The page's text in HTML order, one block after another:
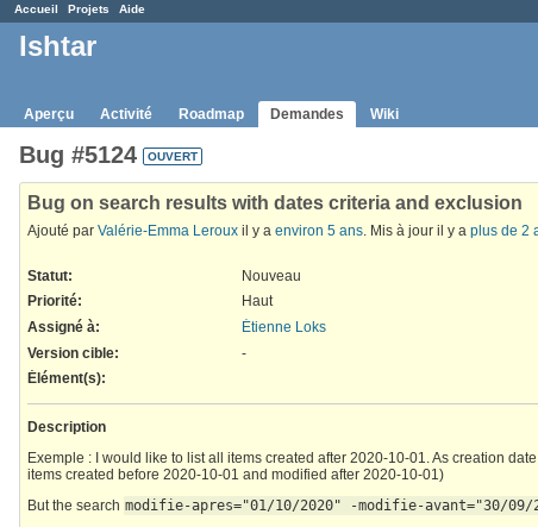
Accueil Projets Aide
Ishtar
Aperçu Activité Roadmap Demandes Wiki
Bug #5124 OUVERT
Bug on search results with dates criteria and exclusion
Ajouté par Valérie-Emma Leroux il y a environ 5 ans. Mis à jour il y a plus de 2
Statut:
Nouveau
Priorité:
Haut
Assigné à:
Étienne Loks
Version cible:
-
Élément(s):
Description
Exemple : I would like to list all items created after 2020-10-01. As creation
items created before 2020-10-01 and modified after 2020-10-01)
But the search modifie-apres="01/10/2020" -modifie-avant="30/09/